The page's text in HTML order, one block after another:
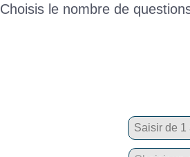
Choisis le nombre de